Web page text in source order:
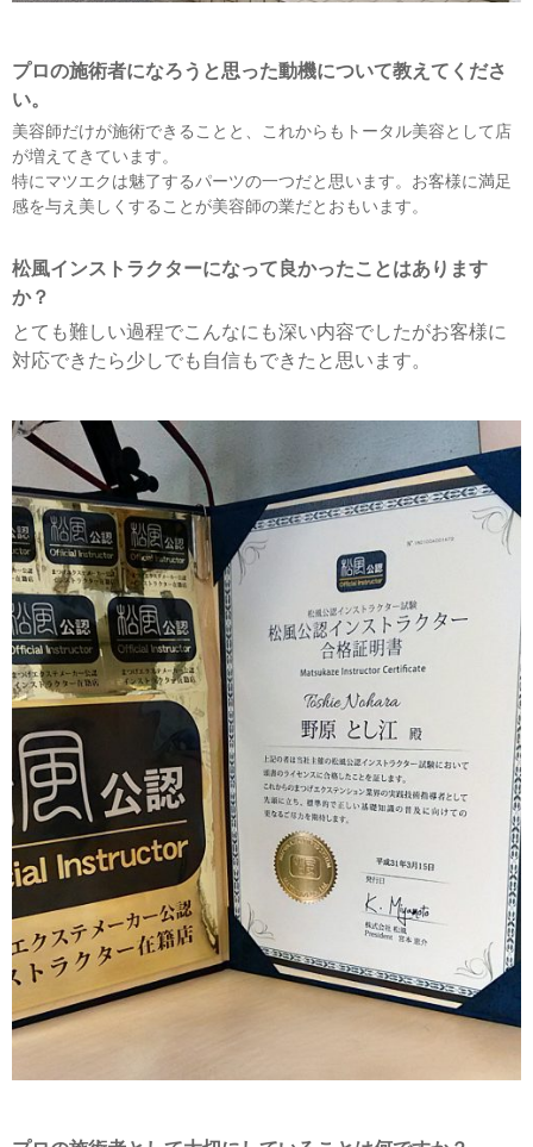
プロの施術者になろうと思った動機について教えてくださ
い。
美容師だけが施術できることと、これからもトータル美容として店
が増えてきています。
特にマツエクは魅了するパーツの一つだと思います。お客様に満足
感を与え美しくすることが美容師の業だとおもいます。
松風インストラクターになって良かったことはあります
か？
とても難しい過程でこんなにも深い内容でしたがお客様に
対応できたら少しでも自信もできたと思います。